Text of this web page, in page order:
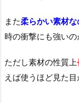
また柔らかい素材
時の衝撃にも強いの
ただし素材の性質上
えば使うほど見た目